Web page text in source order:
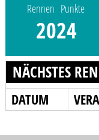
Rennen Punkte
2024
NÄCHSTES
DATUM